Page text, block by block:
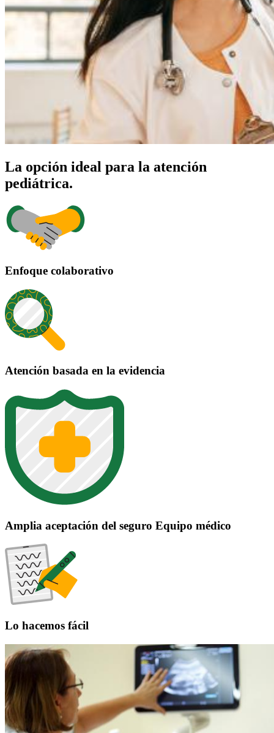
La opción ideal para la atención
pediátrica.
Enfoque colaborativo
Atención basada en la evidencia
Amplia aceptación del seguro Equipo médico
Lo hacemos fácil